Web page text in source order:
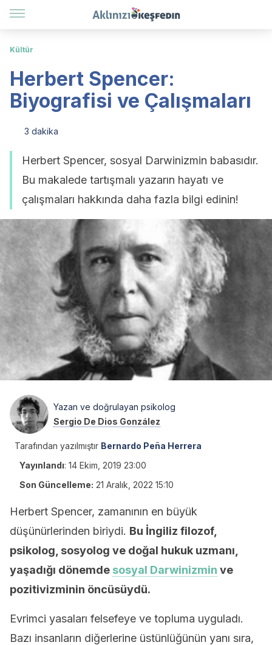
Kültür
Herbert Spencer:
Biyografisi ve Çalışmaları
3 dakika
Herbert Spencer, sosyal Darwinizmin babasıdır.
Bu makalede tartışmalı yazarın hayatı ve
çalışmaları hakkında daha fazla bilgi edinin!
Yazan ve doğrulayan psikolog
Sergio De Dios González
Tarafından yazılmıştır Bernardo Peña Herrera
Yayınlandı: 14 Ekim, 2019 23:00
Son Güncelleme: 21 Aralık, 2022 15:10
Herbert Spencer, zamanının en büyük
düşünürlerinden biriydi. Bu İngiliz filozof,
psikolog, sosyolog ve doğal hukuk uzmanı,
yaşadığı dönemde sosyal Darwinizmin ve
pozitivizminin öncüsüydü.
Evrimci yasaları felsefeye ve topluma uyguladı.
Bazı insanların diğerlerine üstünlüğünün yanı sıra,